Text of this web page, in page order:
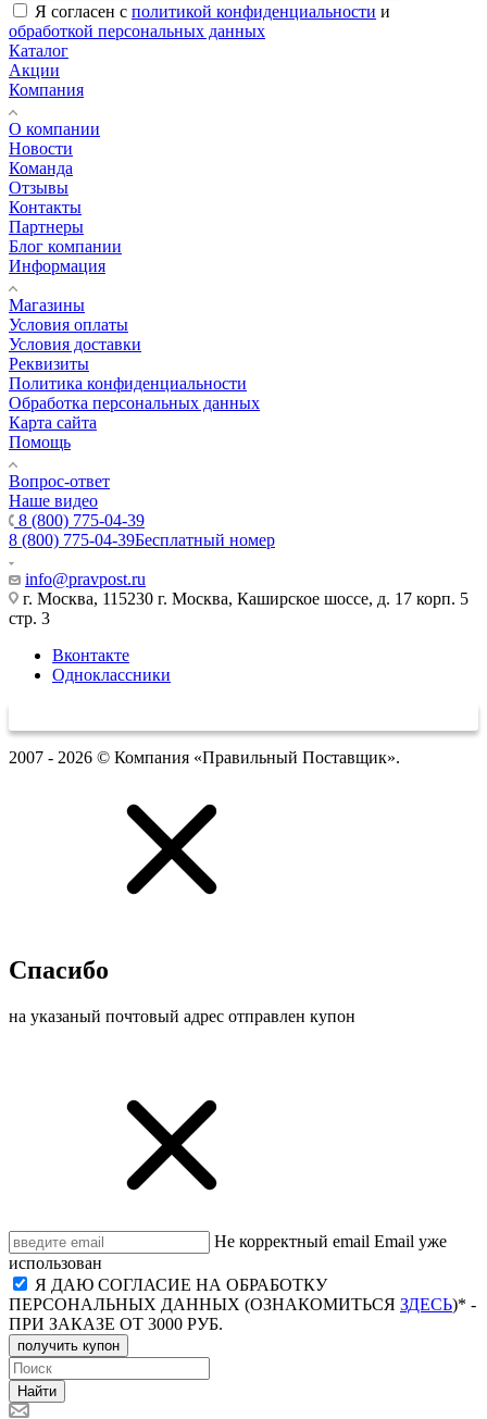
Я согласен с политикой конфиденциальности и
обработкой персональных данных
Каталог
Акции
Компания
О компании
Новости
Команда
Отзывы
Контакты
Партнеры
Блог компании
Информация
Магазины
Условия оплаты
Условия доставки
Реквизиты
Политика конфиденциальности
Обработка персональных данных
Карта сайта
Помощь
Вопрос-ответ
Наше видео
8 (800) 775-04-39
8 (800) 775-04-39Бесплатный номер
info@pravpost.ru
г. Москва, 115230 г. Москва, Каширское шоссе, д. 17 корп. 5
стр. 3
Вконтакте
Одноклассники
2007 - 2026 © Компания «Правильный Поставщик».
Спасибо
на указаный почтовый адрес отправлен купон
Не корректный email Email уже
использован
Я ДАЮ СОГЛАСИЕ НА ОБРАБОТКУ
ПЕРСОНАЛЬНЫХ ДАННЫХ (ОЗНАКОМИТЬСЯ ЗДЕСЬ)* -
ПРИ ЗАКАЗЕ ОТ 3000 РУБ.
получить купон
Найти